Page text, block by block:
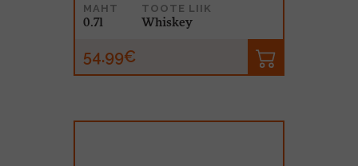
MAHT
0.7l
TOOTE LIIK
Whiskey
54.99€